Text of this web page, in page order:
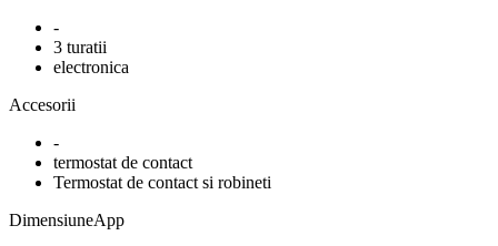
-
3 turatii
electronica
Accesorii
-
termostat de contact
Termostat de contact si robineti
DimensiuneApp